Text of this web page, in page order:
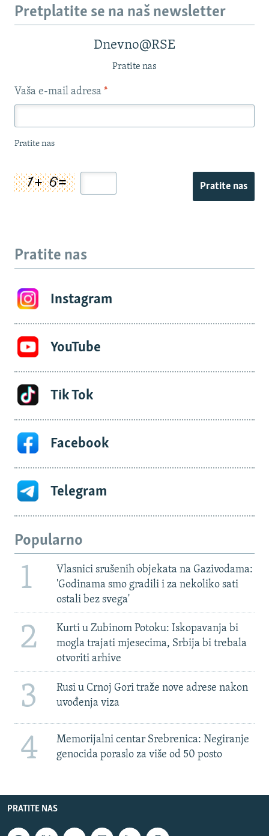
Pretplatite se na naš newsletter
Dnevno@RSE
Pratite nas
Vaša e-mail adresa *
Pratite nas
Pratite nas
Pratite nas
Instagram
YouTube
Tik Tok
Facebook
Telegram
Popularno
1
Vlasnici srušenih objekata na Gazivodama:
'Godinama smo gradili i za nekoliko sati
ostali bez svega'
2
Kurti u Zubinom Potoku: Iskopavanja bi
mogla trajati mjesecima, Srbija bi trebala
otvoriti arhive
3
Rusi u Crnoj Gori traže nove adrese nakon
uvođenja viza
4
Memorijalni centar Srebrenica: Negiranje
genocida poraslo za više od 50 posto
PRATITE NAS